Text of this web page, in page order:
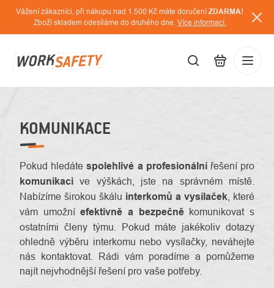
Přejít
obsah
Vážení zákazníci, při nákupu nad 1.500 Kč máte doručení ZDARMA!
Zboží skladem odesíláme do druhého dne. Více informací.
KOMUNIKACE
Pokud hledátespolehlivé a profesionálnířešení pro
komunikaci ve výškách, jste na správném místě.
Nabízíme širokou škálu interkomů a vysílaček , které
vám umožníefektivně a bezpečněkomunikovat s
ostatními členy týmu. Pokud máte jakékoliv dotazy
ohledně výběru interkomu nebo vysílačky, neváhejte
nás kontaktovat. Rádi vám poradíme a pomůžeme
najít nejvhodnější řešení pro vaše potřeby.